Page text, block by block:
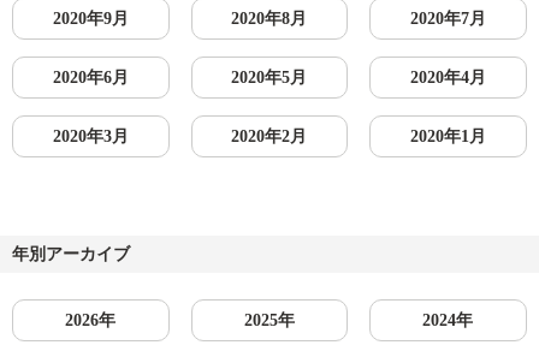
2020年9月 2020年8月 2020年7月
2020年6月 2020年5月 2020年4月
2020年3月 2020年2月 2020年1月
年別アーカイブ
2026年 2025年 2024年